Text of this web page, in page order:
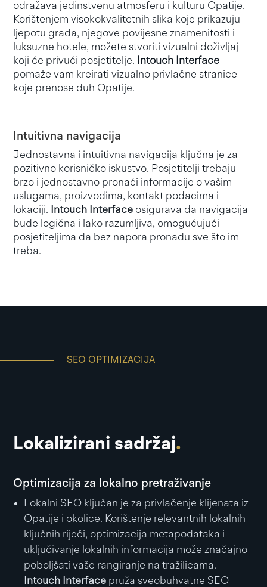
odražava jedinstvenu atmosferu i kulturu Opatije.
Korištenjem visokokvalitetnih slika koje prikazuju
ljepotu grada, njegove povijesne znamenitosti i
luksuzne hotele, možete stvoriti vizualni doživljaj
koji će privući posjetitelje.
Intouch Interface
pomaže vam kreirati vizualno privlačne stranice
koje prenose duh Opatije.
Intuitivna navigacija
Jednostavna i intuitivna navigacija ključna je za
pozitivno korisničko iskustvo. Posjetitelji trebaju
brzo i jednostavno pronaći informacije o vašim
uslugama, proizvodima, kontakt podacima i
lokaciji.
Intouch Interface osigurava da navigacija
bude logična i lako razumljiva, omogućujući
posjetiteljima da bez napora pronađu sve što im
treba.
SEO OPTIMIZACIJA
Lokalizirani sadržaj.
Optimizacija za lokalno pretraživanje
Lokalni SEO ključan je za privlačenje klijenata iz
Opatije i okolice. Korištenje relevantnih lokalnih
ključnih riječi, optimizacija metapodataka i
uključivanje lokalnih informacija može značajno
poboljšati vaše rangiranje na tražilicama.
Intouch Interface pruža sveobuhvatne SEO